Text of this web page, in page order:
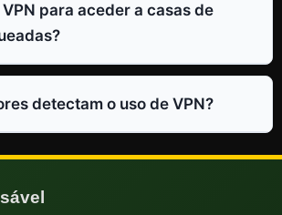
VPN para aceder a casas de
detectam o uso de VPN?